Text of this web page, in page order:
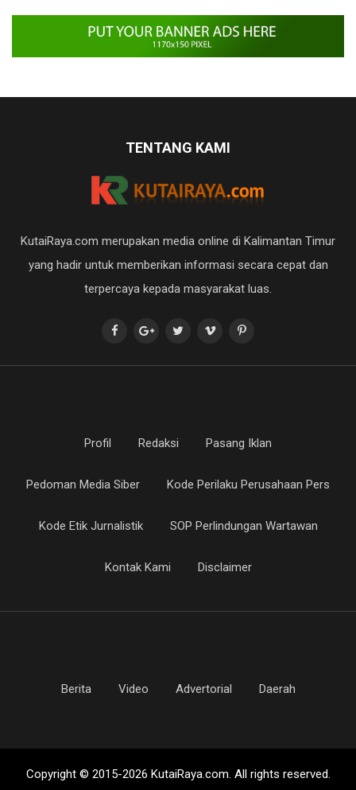
TENTANG KAMI
KutaiRaya.com merupakan media online di Kalimantan Timur
yang hadir untuk memberikan informasi secara cepat dan
terpercaya kepada masyarakat luas.
Profil Redaksi Pasang Iklan
Pedoman Media Siber Kode Perilaku Perusahaan Pers
Kode Etik Jurnalistik SOP Perlindungan Wartawan
Kontak Kami Disclaimer
Berita Video Advertorial Daerah
Copyright © 2015-2026 KutaiRaya.com. All rights reserved.